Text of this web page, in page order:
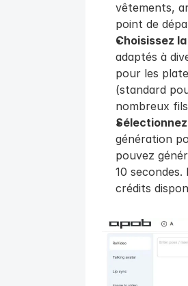
vêtements,
point de
Choisissez
adaptés à
pour les
(standard
nombreux
génération
pouvez
10
crédits